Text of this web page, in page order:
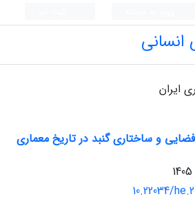
انسانی
ایران
و ساختاری گنبد در تاریخ معماری
10.22034/